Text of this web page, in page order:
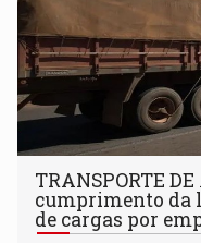
TRANSPORTE
cumprimento da
de cargas por